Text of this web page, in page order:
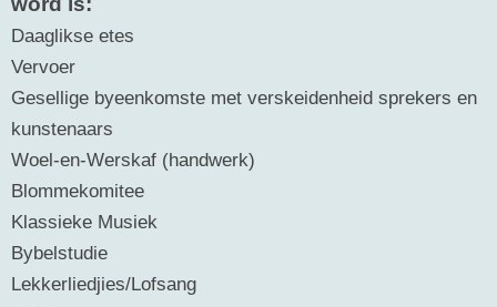
Daaglikse etes
Vervoer
Gesellige byeenkomste met verskeidenheid sprekers en
kunstenaars
Woel-en-Werskaf (handwerk)
Blommekomitee
Klassieke Musiek
Bybelstudie
Lekkerliedjies/Lofsang